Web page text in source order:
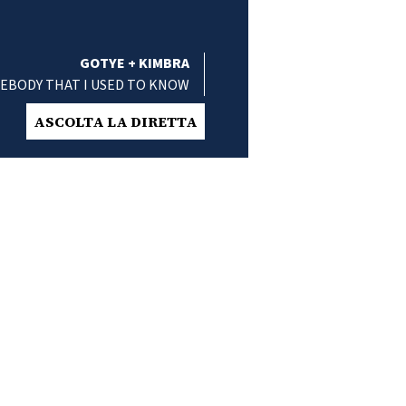
GOTYE + KIMBRA
THAT I USED TO KNOW
ASCOLTA LA DIRETTA